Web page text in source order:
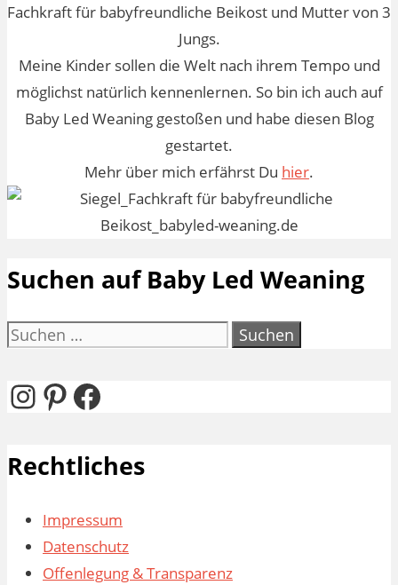
Fachkraft für babyfreundliche Beikost und Mutter von 3
Jungs.
Meine Kinder sollen die Welt nach ihrem Tempo und
möglichst natürlich kennenlernen. So bin ich auch auf
Baby Led Weaning gestoßen und habe diesen Blog
gestartet.
Mehr über mich erfährst Du hier.
Suchen auf Baby Led Weaning
Suchen
Instagram
Pinterest
Facebook
Rechtliches
Impressum
Datenschutz
Offenlegung & Transparenz